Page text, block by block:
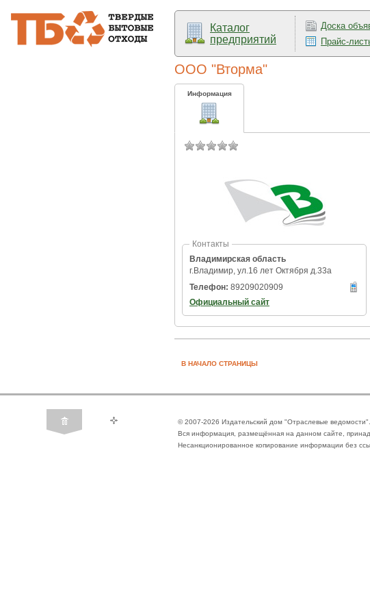
Каталог
предприятий
Доска
Прайс-
ООО "Вторма"
Информация
Контакты
Владимирская область
г.Владимир, ул.16 лет Октября д.33а
Телефон: 89209020909
Официальный сайт
В НАЧАЛО СТРАНИЦЫ
© 2007-2026 Издательский дом "Отраслевые ведомости".
Вся информация, размещённая на данном сайте,
Несанкционированное копирование информации без